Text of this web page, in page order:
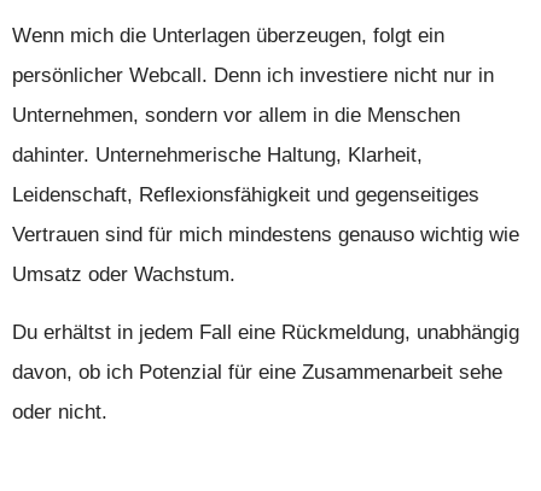
Wenn mich die Unterlagen überzeugen, folgt ein
persönlicher Webcall. Denn ich investiere nicht nur in
Unternehmen, sondern vor allem in die Menschen
dahinter. Unternehmerische Haltung, Klarheit,
Leidenschaft, Reflexionsfähigkeit und gegenseitiges
Vertrauen sind für mich mindestens genauso wichtig wie
Umsatz oder Wachstum.
Du erhältst in jedem Fall eine Rückmeldung, unabhängig
davon, ob ich Potenzial für eine Zusammenarbeit sehe
oder nicht.